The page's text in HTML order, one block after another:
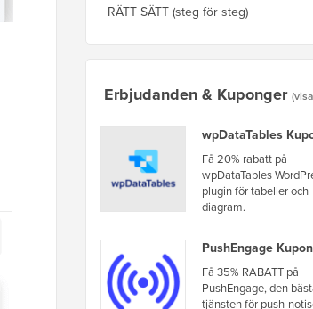
RÄTT SÄTT (steg för steg)
Erbjudanden & Kuponger
wpDataTables
Få 20% rabatt på
wpDataTables
plugin för tabeller och
diagram.
PushEngage
Få 35% RABATT på
PushEngage, den
tjänsten för push-